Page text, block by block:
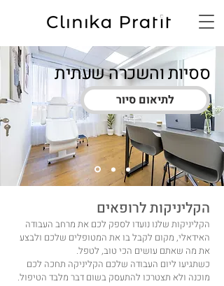
ססיות והשכרה שעתית
לתיאום סיור
הקליניקות לרופאים
הקליניקות שלנו נועדו לספק לכם את מרחב העבודה
האידאלי, מקום לקבל בו את המטופלים שלכם ולבצע
את מה שאתם עושים הכי טוב, לטפל.
כשתגיעו ליום העבודה שלכם הקליניקה תחכה לכם
מוכנה ולא תצטרכו להתעסק בשום דבר מלבד הטיפול.